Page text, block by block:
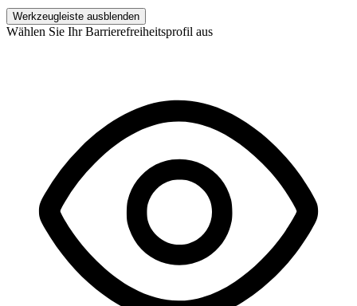
Werkzeugleiste ausblenden
Wählen Sie Ihr Barrierefreiheitsprofil aus